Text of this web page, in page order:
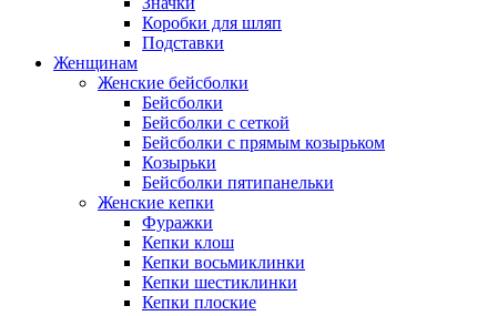
Коробки для шляп
Подставки
Женщинам
Женские бейсболки
Бейсболки
Бейсболки с сеткой
Бейсболки с прямым козырьком
Козырьки
Бейсболки пятипанельки
Женские кепки
Фуражки
Кепки клош
Кепки восьмиклинки
Кепки шестиклинки
Кепки плоские